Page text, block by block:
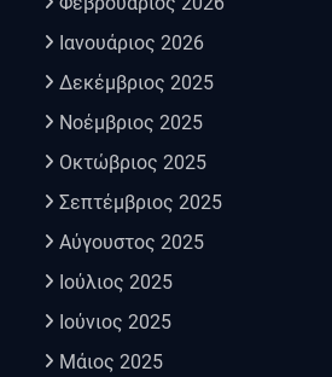
Ιανουάριος 2026
Δεκέμβριος 2025
Νοέμβριος 2025
Οκτώβριος 2025
Σεπτέμβριος 2025
Αύγουστος 2025
Ιούλιος 2025
Ιούνιος 2025
Μάιος 2025